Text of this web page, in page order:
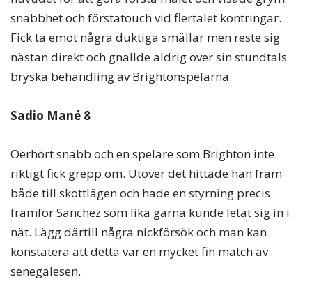
snabbhet och förstatouch vid flertalet kontringar.
Fick ta emot några duktiga smällar men reste sig
nästan direkt och gnällde aldrig över sin stundtals
bryska behandling av Brightonspelarna.
Sadio Mané 8
Oerhört snabb och en spelare som Brighton inte
riktigt fick grepp om. Utöver det hittade han fram
både till skottlägen och hade en styrning precis
framför Sanchez som lika gärna kunde letat sig in i
nät. Lägg därtill några nickförsök och man kan
konstatera att detta var en mycket fin match av
senegalesen.